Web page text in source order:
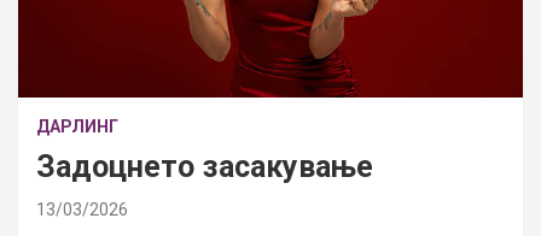
ДАРЛИНГ
Задоцнето засакување
13/03/2026